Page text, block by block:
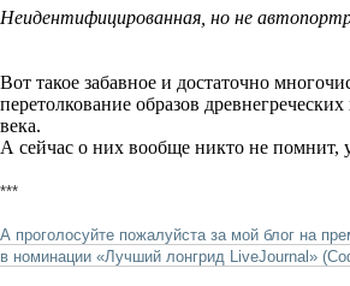
Неидентифицированная, но не
Вот такое забавное и достаточно
перетолкование образов
века.
А сейчас о них вообще никто не помнит,
***
А проголосуйте пожалуйста за мой блог на
в номинации «Лучший лонгрид LiveJournal»